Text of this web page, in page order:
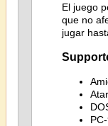
El juego
que no
jugar